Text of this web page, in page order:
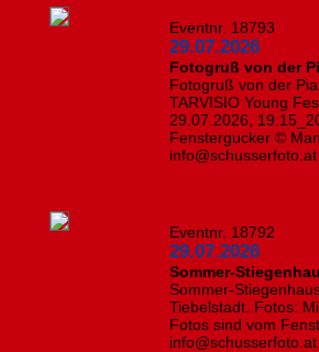
Eventnr. 18793
29.07.2026
Fotogruß von der
Fotogruß von der
TARVISIO Young
29.07.2026,
Fenstergucker ©
Eventnr. 18792
29.07.2026
Sommer-
Sommer-
Tiebelstadt. Fotos:
Fotos sind vom